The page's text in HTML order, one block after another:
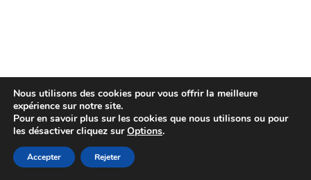
Neve| Propulsé par
Nous utilisons des cookies pour vous offrir la meilleure
expérience sur notre site.
Pour en savoir plus sur les cookies que nous utilisons ou pour
les désactiver cliquez surOptions.
Accepter Rejeter